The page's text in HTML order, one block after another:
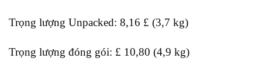
Trọng lượng Unpacked: 8,16 £ (3,7 kg)
Trọng lượng đóng gói: £ 10,80 (4,9 kg)